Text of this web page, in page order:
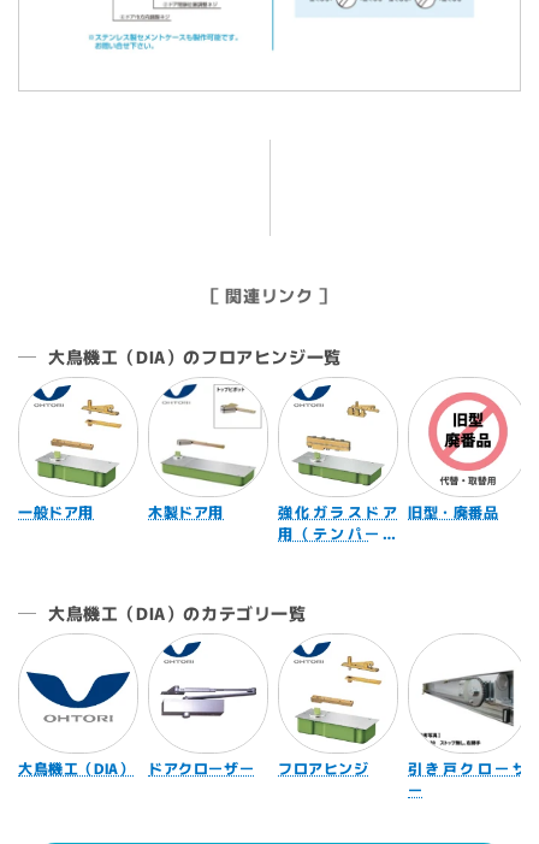
［ 関連リンク ］
大鳥機工（DIA）のフロアヒンジ一覧
一般ドア用 木製ドア用
強化ガラスドア
用（テンパード
旧型・廃番品
大鳥機工（DIA）のカテゴリ一覧
大鳥機工（DIA） ドアクローザー フロアヒンジ
引き戸クローザ
ー